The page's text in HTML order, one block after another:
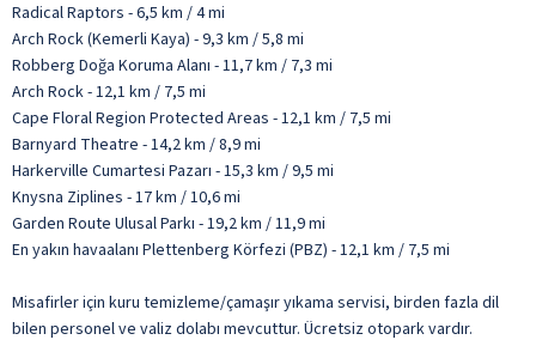
Radical Raptors - 6,5 km / 4 mi
Arch Rock (Kemerli Kaya) - 9,3 km / 5,8 mi
Robberg Doğa Koruma Alanı - 11,7 km / 7,3 mi
Arch Rock - 12,1 km / 7,5 mi
Cape Floral Region Protected Areas - 12,1 km / 7,5 mi
Barnyard Theatre - 14,2 km / 8,9 mi
Harkerville Cumartesi Pazarı - 15,3 km / 9,5 mi
Knysna Ziplines - 17 km / 10,6 mi
Garden Route Ulusal Parkı - 19,2 km / 11,9 mi
En yakın havaalanı Plettenberg Körfezi (PBZ) - 12,1 km / 7,5 mi
Misafirler için kuru temizleme/çamaşır yıkama servisi, birden fazla dil
bilen personel ve valiz dolabı mevcuttur. Ücretsiz otopark vardır.